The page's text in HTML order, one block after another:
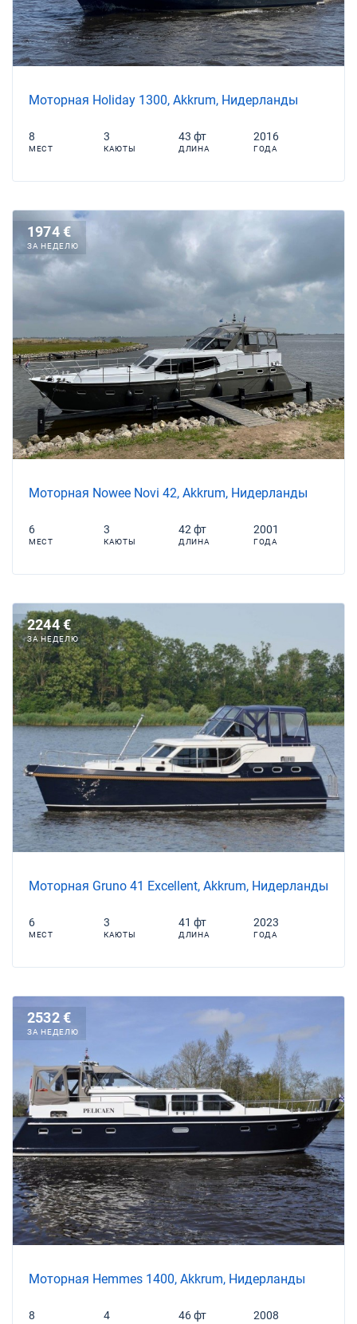
Моторная Holiday 1300, Akkrum, Нидерланды
8
МЕСТ
3
КАЮТЫ
43 фт
ДЛИНА
2016
ГОДА
1974 €
ЗА НЕДЕЛЮ
Моторная Nowee Novi 42, Akkrum, Нидерланды
6
МЕСТ
3
КАЮТЫ
42 фт
ДЛИНА
2001
ГОДА
2244 €
ЗА НЕДЕЛЮ
Моторная Gruno 41 Excellent, Akkrum, Нидерланды
6
МЕСТ
3
КАЮТЫ
41 фт
ДЛИНА
2023
ГОДА
2532 €
ЗА НЕДЕЛЮ
Моторная Hemmes 1400, Akkrum, Нидерланды
8 4 46 фт 2008